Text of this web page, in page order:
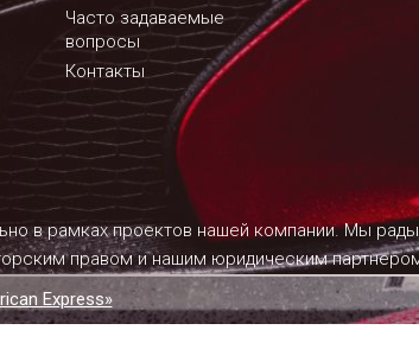
Часто задаваемые
вопросы
Контакты
в рамках проектов нашей компании. Мы
правом и нашим юридическим
Express»